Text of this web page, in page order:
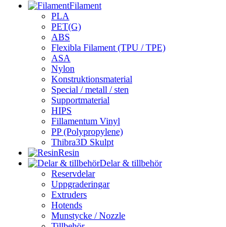
Filament
PLA
PET(G)
ABS
Flexibla Filament (TPU / TPE)
ASA
Nylon
Konstruktionsmaterial
Special / metall / sten
Supportmaterial
HIPS
Fillamentum Vinyl
PP (Polypropylene)
Thibra3D Skulpt
Resin
Delar & tillbehör
Reservdelar
Uppgraderingar
Extruders
Hotends
Munstycke / Nozzle